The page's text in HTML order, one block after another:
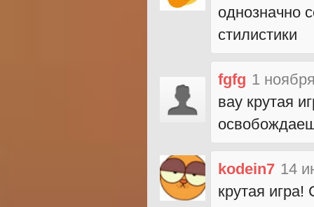
однозначно
стилистики
fgfg 1
вау крутая
kodein7 14
крутая